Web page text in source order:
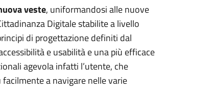
veste, uniformandosi alle nuove
Digitale stabilite a livello
di progettazione definiti dal
e usabilità e una più efficace
agevola infatti l’utente, che
a navigare nelle varie